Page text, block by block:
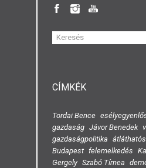
KERESÉS
ŰRLAP
CÍMKÉK
Tordai Bence
gazdaság Jávor Benedek
gazdaságpolitika
Budapest felemelkedés
Gergely Szabó Tímea